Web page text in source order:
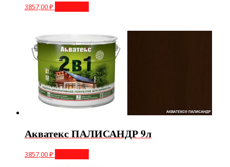
3857,00₽
Акватекс ПАЛИСАНДР 9л
3857,00₽